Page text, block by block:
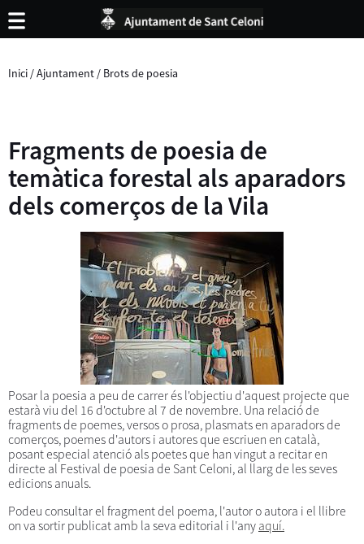
Inici /Ajuntament / Brots de poesia
Fragments de poesia de
temàtica forestal als aparadors
dels comerços de la Vila
Posar la poesia a peu de carrer és l'objectiu d'aquest projecte que
estarà viu del 16 d'octubre al 7 de novembre. Una relació de
fragments de poemes, versos o prosa, plasmats en aparadors de
comerços, poemes d'autors i autores que escriuen en català,
posant especial atenció als poetes que han vingut a recitar en
directe al Festival de poesia de Sant Celoni, al llarg de les seves
edicions anuals.
Podeu consultar el fragment del poema, l'autor o autora i el llibre
on va sortir publicat amb la seva editorial i l'any aquí.